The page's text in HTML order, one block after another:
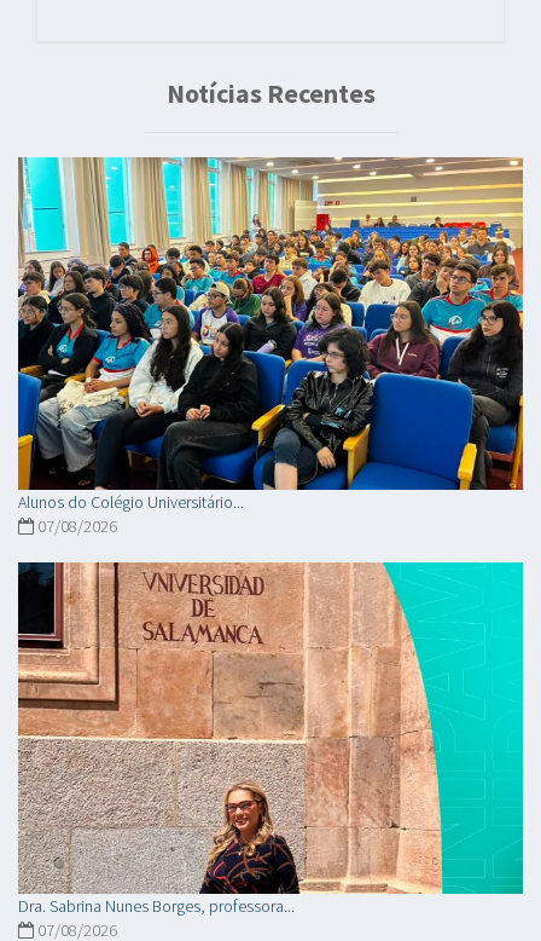
Notícias Recentes
Alunos do Colégio Universitário...
07/08/2026
Dra. Sabrina Nunes Borges, professora...
07/08/2026